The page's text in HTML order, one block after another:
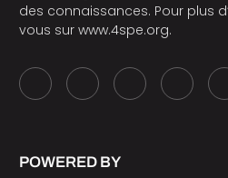
des connaissances. Pour plus
vous sur www.4spe.org.
POWERED BY